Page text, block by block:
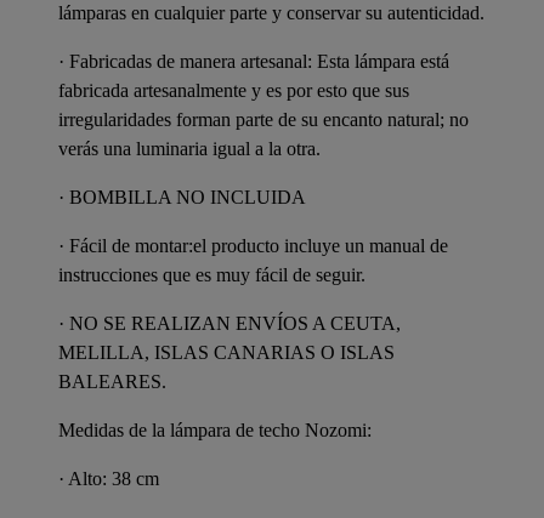
lámparas en cualquier parte y conservar su autenticidad.
· Fabricadas de manera artesanal: Esta lámpara está
fabricada artesanalmente y es por esto que sus
irregularidades forman parte de su encanto natural; no
verás una luminaria igual a la otra.
· BOMBILLA NO INCLUIDA
· Fácil de montar:el producto incluye un manual de
instrucciones que es muy fácil de seguir.
· NO SE REALIZAN ENVÍOS A CEUTA,
MELILLA, ISLAS CANARIAS O ISLAS
BALEARES.
Medidas de la lámpara de techo Nozomi:
· Alto: 38 cm